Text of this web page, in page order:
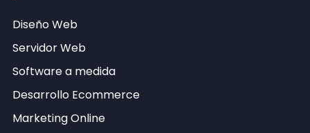
Diseño Web
Servidor Web
Software a medida
Desarrollo Ecommerce
Marketing Online